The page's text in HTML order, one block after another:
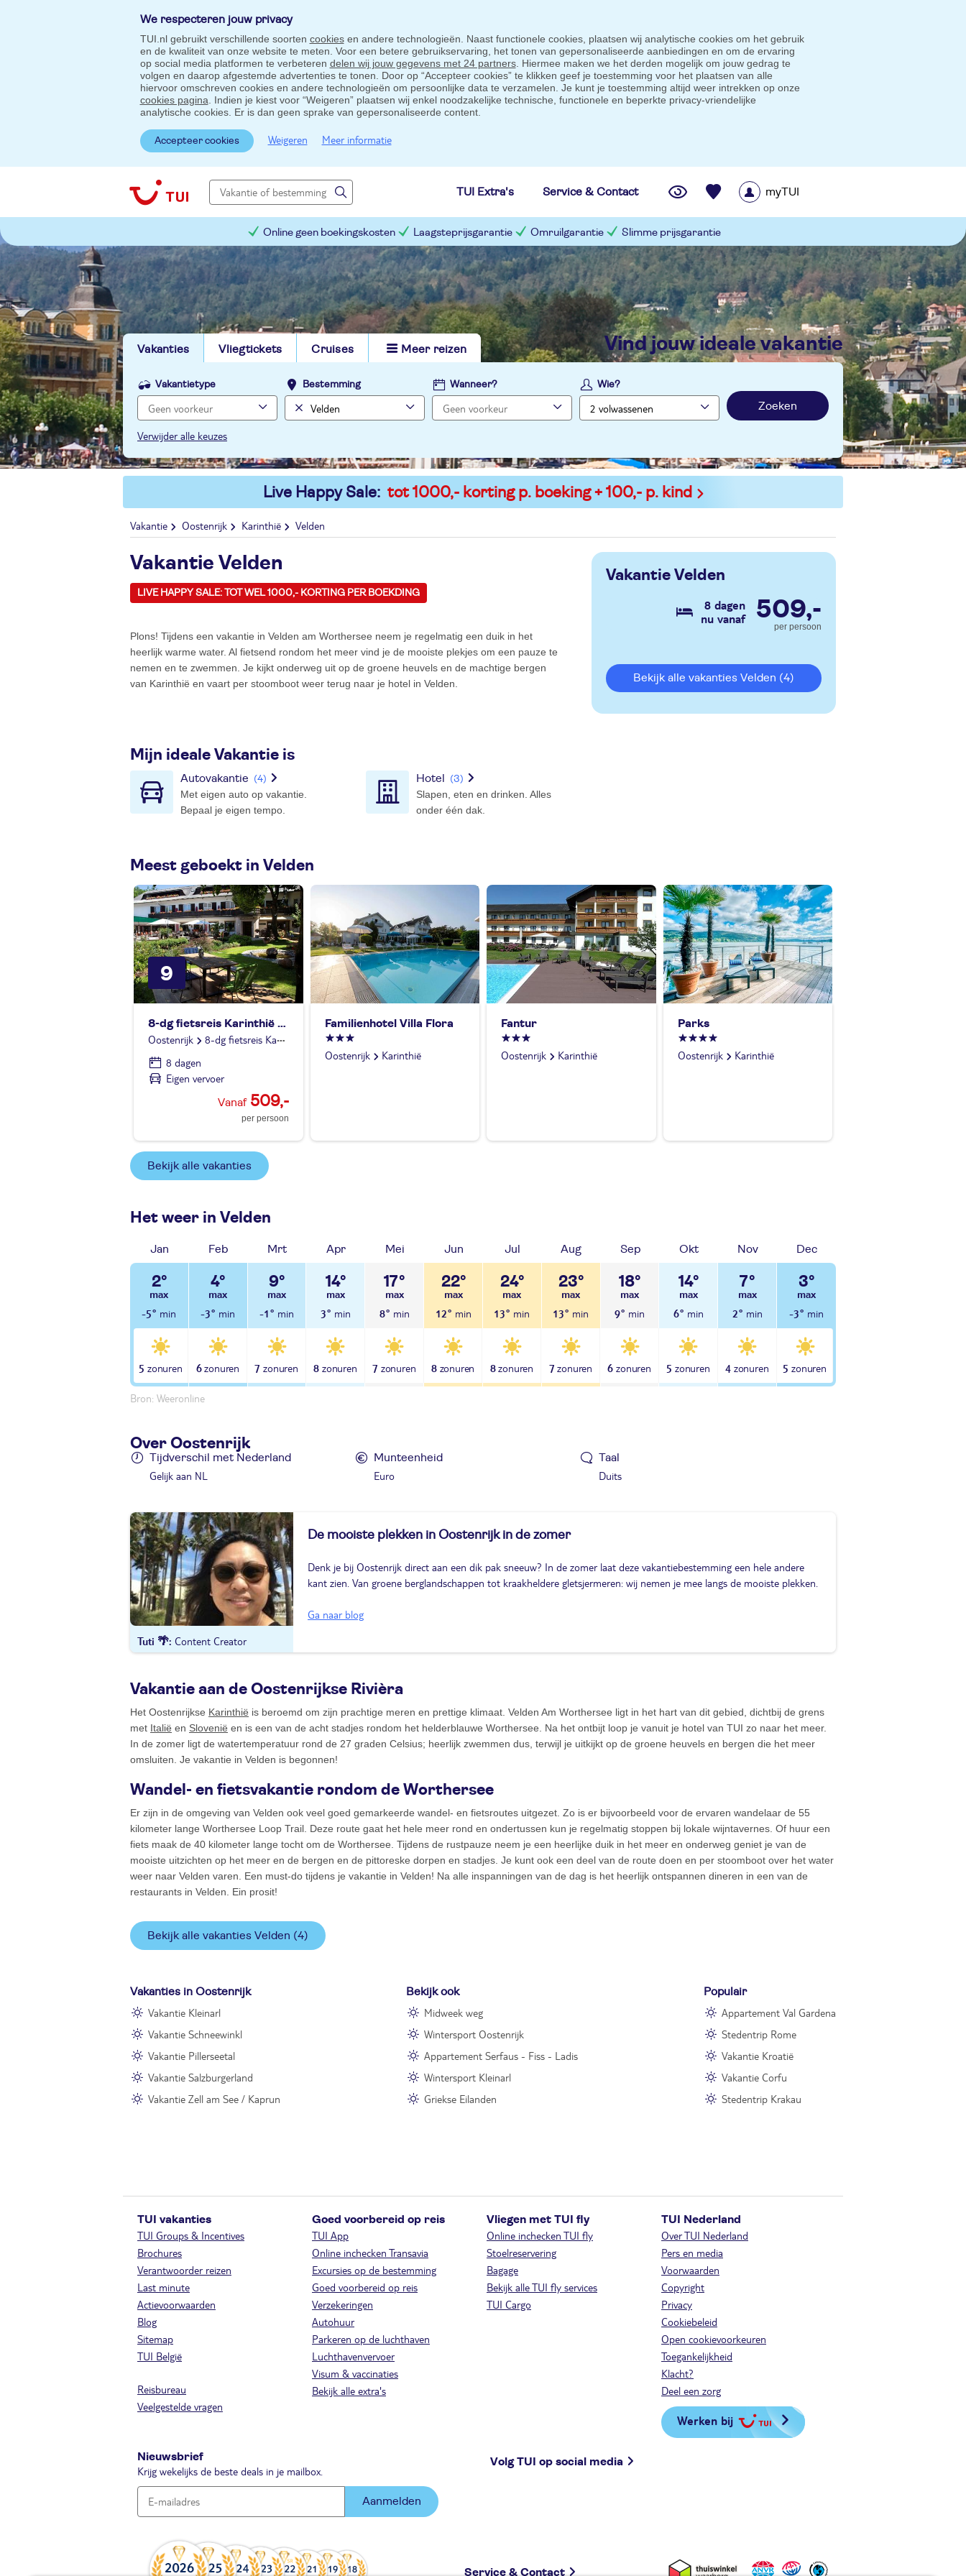
We respecteren jouw privacy
TUI.nl gebruikt verschillende soorten cookiesen andere technologieën. Naast functionele cookies, plaatsen wij analytische cookies om het gebruik
en de kwaliteit van onze website te meten. Voor een betere gebruikservaring, het tonen van gepersonaliseerde aanbiedingen en om de ervaring
op social media platformen te verbeteren delen wij jouw gegevens met 24 partners. Hiermee maken we het derden mogelijk om jouw gedrag te
volgen en daarop afgestemde advertenties te tonen. Door op “Accepteer cookies” te klikken geef je toestemming voor het plaatsen van alle
hiervoor omschreven cookies en andere technologieën om persoonlijke data te verzamelen. Je kunt je toestemming altijd weer intrekken op onze
cookies pagina . Indien je kiest voor “Weigeren” plaatsen wij enkel noodzakelijke technische, functionele en beperkte privacy-vriendelijke
analytische cookies. Er is dan geen sprake van gepersonaliseerde content.
Accepteer cookies Weigeren Meer informatie
TUI Extra's Service & Contact myTUI
Online geen boekingskosten Laagsteprijsgarantie Omruilgarantie Slimme prijsgarantie
Vakanties Vliegtickets Cruises Meer reizen vind jouw ideale vakantie
Vakantietype Bestemming Wanneer? Wie?
Zoeken
Verwijder alle keuzes
Live Happy Sale: tot 1000,- korting p. boeking + 100,- p. kind
Vakantie Oostenrijk Karinthië Velden
Vakantie Velden
LIVE HAPPY SALE: TOT WEL 1000,- KORTING PER BOEKDING
Plons! Tijdens een vakantie in Velden am Worthersee neem je regelmatig een duik in het
heerlijk warme water. Al fietsend rondom het meer vind je de mooiste plekjes om een pauze te
nemen en te zwemmen. Je kijkt onderweg uit op de groene heuvels en de machtige bergen
van Karinthië en vaart per stoomboot weer terug naar je hotel in Velden.
Vakantie Velden
8 dagen
nu vanaf
509,-
per persoon
Bekijk alle vakanties Velden (4)
Mijn ideale Vakantie is
Autovakantie (4)
Met eigen auto op vakantie.
Bepaal je eigen tempo.
Hotel (3)
Slapen, eten en drinken. Alles
onder één dak.
Meest geboekt in Velden
9
8-dg fietsreis Karinthië St.Jacob/Rosentalerhof
Oostenrijk
8-dg fietsreis Karinthië St.Jacob/Rosentalerhof
8 dagen
Eigen vervoer
509,-
per persoon
Familienhotel Villa Flora
Oostenrijk Karinthië
Fantur
Oostenrijk Karinthië
Parks
Oostenrijk Karinthië
Bekijk alle vakanties
Het weer in Velden
Jan
2°
-5°
5
Feb
4°
-3°
6
Mrt
9°
-1°
7
Apr
14°
3°
8
Mei
17°
8°
7
Jun
22°
12°
8
Jul
24°
13°
8
Aug
23°
13°
7
Sep
18°
9°
6
Okt
14°
6°
5
Nov
7°
2°
4
Dec
3°
-3°
5
Bron: Weeronline
Over Oostenrijk
Tijdverschil met Nederland
Gelijk aan NL
Munteenheid
Euro
Taal
Duits
Tuti 🌴 Content Creator
De mooiste plekken in Oostenrijk in de zomer
Denk je bij Oostenrijk direct aan een dik pak sneeuw? In de zomer laat deze vakantiebestemming een hele andere
kant zien. Van groene berglandschappen tot kraakheldere gletsjermeren: wij nemen je mee langs de mooiste plekken.
Ga naar blog
Vakantie aan de Oostenrijkse Rivièra
Het Oostenrijkse Karinthië is beroemd om zijn prachtige meren en prettige klimaat. Velden Am Worthersee ligt in het hart van dit gebied, dichtbij de grens
met Italië en Slovenië en is een van de acht stadjes rondom het helderblauwe Worthersee. Na het ontbijt loop je vanuit je hotel van TUI zo naar het meer.
In de zomer ligt de watertemperatuur rond de 27 graden Celsius; heerlijk zwemmen dus, terwijl je uitkijkt op de groene heuvels en bergen die het meer
omsluiten. Je vakantie in Velden is begonnen!
Wandel- en fietsvakantie rondom de Worthersee
Er zijn in de omgeving van Velden ook veel goed gemarkeerde wandel- en fietsroutes uitgezet. Zo is er bijvoorbeeld voor de ervaren wandelaar de 55
kilometer lange Worthersee Loop Trail. Deze route gaat het hele meer rond en ondertussen kun je regelmatig stoppen bij lokale wijntavernes. Of huur een
fiets maak de 40 kilometer lange tocht om de Worthersee. Tijdens de rustpauze neem je een heerlijke duik in het meer en onderweg geniet je van de
mooiste uitzichten op het meer en de bergen en de pittoreske dorpen en stadjes. Je kunt ook een deel van de route doen en per stoomboot over het water
weer naar Velden varen. Een must-do tijdens je vakantie in Velden! Na alle inspanningen van de dag is het heerlijk ontspannen dineren in een van de
restaurants in Velden. Ein prosit!
Bekijk alle vakanties Velden (4)
Vakanties in Oostenrijk
Vakantie Kleinarl
Vakantie Schneewinkl
Vakantie Pillerseetal
Vakantie Salzburgerland
Vakantie Zell am See / Kaprun
Bekijk ook
Midweek weg
Wintersport Oostenrijk
Appartement Serfaus - Fiss - Ladis
Wintersport Kleinarl
Griekse Eilanden
Populair
Appartement Val Gardena
Stedentrip Rome
Vakantie Kroatië
Vakantie Corfu
Stedentrip Krakau
TUI vakanties
TUI Groups & Incentives
Brochures
Verantwoorder reizen
Last minute
Actievoorwaarden
Blog
Sitemap
TUI België
Reisbureau
Veelgestelde vragen
Goed voorbereid op reis
TUI App
Online inchecken Transavia
Excursies op de bestemming
Goed voorbereid op reis
Verzekeringen
Autohuur
Parkeren op de luchthaven
Luchthavenvervoer
Visum & vaccinaties
Bekijk alle extra's
Vliegen met TUI fly
Online inchecken TUI fly
Stoelreservering
Bagage
Bekijk alle TUI fly services
TUI Cargo
TUI Nederland
Over TUI Nederland
Pers en media
Voorwaarden
Copyright
Privacy
Cookiebeleid
Open cookievoorkeuren
Toegankelijkheid
Klacht?
Deel een zorg
Werken bij
Nieuwsbrief
Krijg wekelijks de beste deals in je mailbox.
Aanmelden
Volg TUI op social media
Service & Contact